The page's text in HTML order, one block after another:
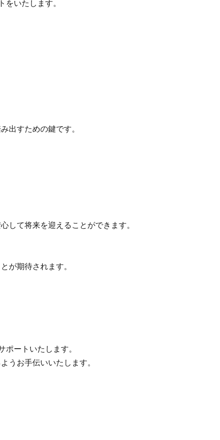
いたします。
出すための鍵です。
て将来を迎えることができます。
が期待されます。
ートいたします。
うお手伝いいたします。